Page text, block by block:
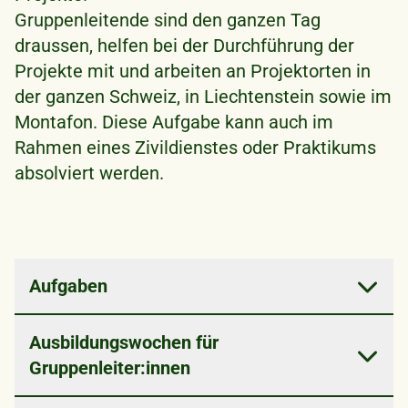
Gruppenleitende sind den ganzen Tag
draussen, helfen bei der Durchführung der
Projekte mit und arbeiten an Projektorten in
der ganzen Schweiz, in Liechtenstein sowie im
Montafon. Diese Aufgabe kann auch im
Rahmen eines Zivildienstes oder Praktikums
absolviert werden.
Aufgaben
Anleitung der Projektleiter:innen
Begleitung und Anleitung der Freiwilligen
bei der Waldarbeit
Ausbildungswochen für
Gruppenleiter:innen